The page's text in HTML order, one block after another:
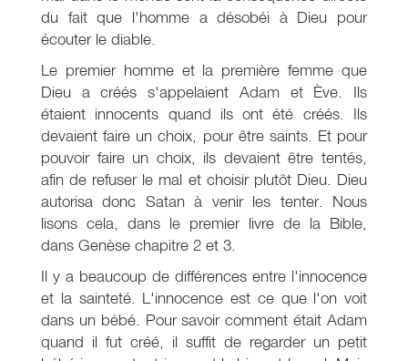
du fait que l'homme a désobéi à Dieu pour
écouter le diable.
Le premier homme et la première femme que
Dieu a créés s'appelaient Adam et Ève. Ils
étaient innocents quand ils ont été créés. Ils
devaient faire un choix, pour être saints. Et pour
pouvoir faire un choix, ils devaient être tentés,
afin de refuser le mal et choisir plutôt Dieu. Dieu
autorisa donc Satan à venir les tenter. Nous
lisons cela, dans le premier livre de la Bible,
dans Genèse chapitre 2 et 3.
Il y a beaucoup de différences entre l'innocence
et la sainteté. L'innocence est ce que l'on voit
dans un bébé. Pour savoir comment était Adam
quand il fut créé, il suffit de regarder un petit